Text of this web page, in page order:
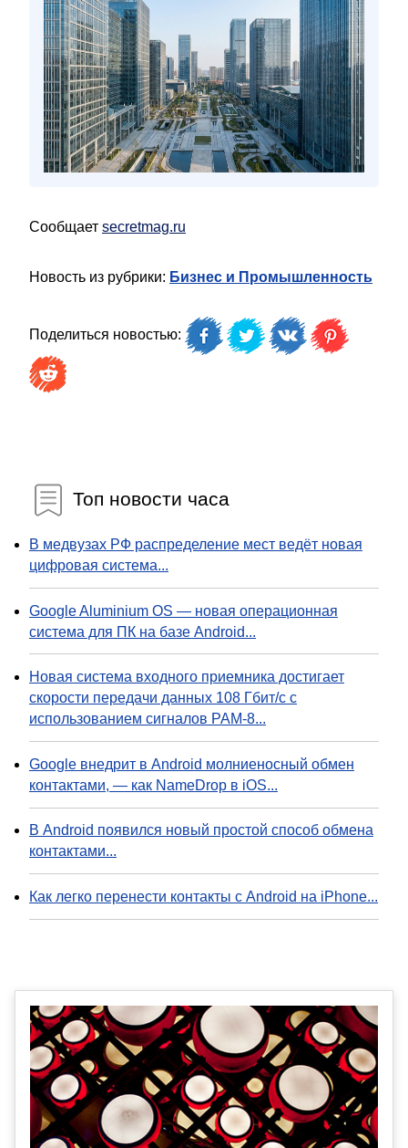
Сообщает secretmag.ru
Новость из рубрики: Бизнес и Промышленность
Поделиться новостью:
Топ новости часа
В медвузах РФ распределение мест ведёт новая
цифровая система...
Google Aluminium OS — новая операционная
система для ПК на базе Android...
Новая система входного приемника достигает
скорости передачи данных 108 Гбит/с с
использованием сигналов PAM-8...
Google внедрит в Android молниеносный обмен
контактами, — как NameDrop в iOS...
В Android появился новый простой способ обмена
контактами...
Как легко перенести контакты с Android на iPhone...